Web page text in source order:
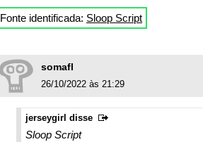
Fonte identificada: Sloop Script
somafl
26/10/2022 às 21:29
jerseygirl disse
Sloop Script